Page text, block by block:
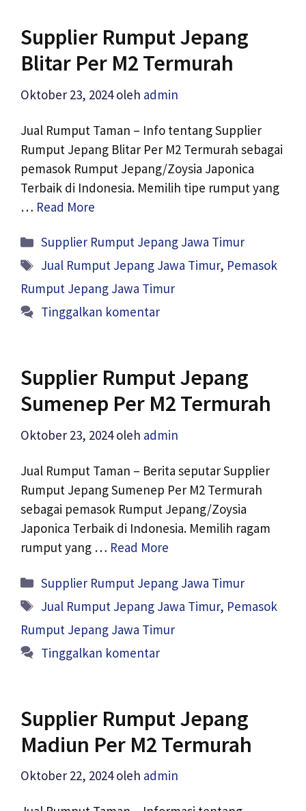
Supplier Rumput Jepang
Blitar Per M2 Termurah
Oktober 23, 2024 oleh admin
Jual Rumput Taman – Info tentang Supplier
Rumput Jepang Blitar Per M2 Termurah sebagai
pemasok Rumput Jepang/Zoysia Japonica
Terbaik di Indonesia. Memilih tipe rumput yang
… Read More
Kategori
Supplier Rumput Jepang Jawa Timur
Tag
Jual Rumput Jepang Jawa Timur, Pemasok
Rumput Jepang Jawa Timur
Tinggalkan komentar
Supplier Rumput Jepang
Sumenep Per M2 Termurah
Oktober 23, 2024 oleh admin
Jual Rumput Taman – Berita seputar Supplier
Rumput Jepang Sumenep Per M2 Termurah
sebagai pemasok Rumput Jepang/Zoysia
Japonica Terbaik di Indonesia. Memilih ragam
rumput yang … Read More
Kategori
Supplier Rumput Jepang Jawa Timur
Tag
Jual Rumput Jepang Jawa Timur, Pemasok
Rumput Jepang Jawa Timur
Tinggalkan komentar
Supplier Rumput Jepang
Madiun Per M2 Termurah
Oktober 22, 2024 oleh admin